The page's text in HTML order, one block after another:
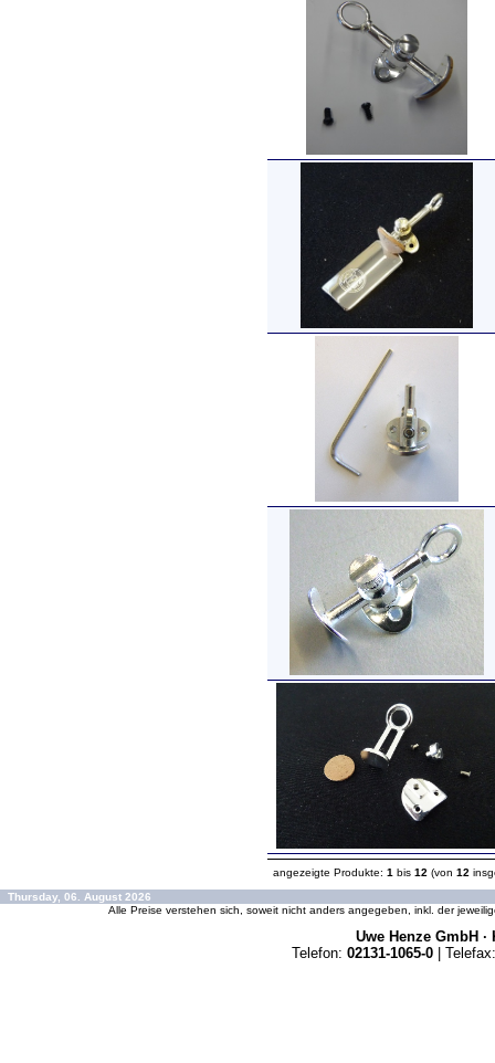
angezeigte Produkte: 1 bis 12 (von 12
Thursday, 06. August 2026
Alle Preise verstehen sich, soweit nicht anders angegeben, inkl. der
Uwe Henze GmbH ·
Telefon: 02131-1065-0 | Telefax: